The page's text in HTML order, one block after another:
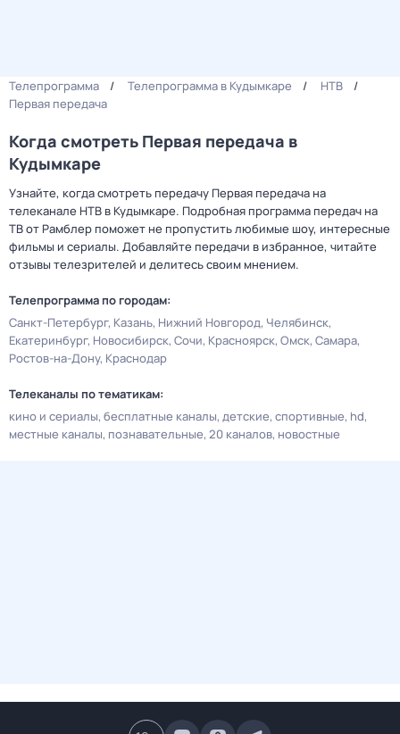
Телепрограмма Телепрограмма в Кудымкаре
НТВ
Первая передача
Когда смотреть Первая передача в
Кудымкаре
Узнайте, когда смотреть передачу Первая передача на
телеканале НТВ в Кудымкаре. Подробная программа передач на
ТВ от Рамблер поможет не пропустить любимые шоу, интересные
фильмы и сериалы. Добавляйте передачи в избранное, читайте
отзывы телезрителей и делитесь своим мнением.
Телепрограмма по городам:
Санкт-Петербург Казань Нижний Новгород Челябинск
Екатеринбург Новосибирск Сочи Красноярск Омск Самара
Ростов-на-Дону Краснодар
Телеканалы по тематикам:
кино и сериалы бесплатные каналы детские спортивные hd
местные каналы познавательные 20 каналов новостные